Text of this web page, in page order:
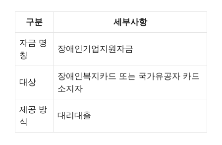
구분 세부사항
자금 명
칭
장애인기업지원자금
대상
장애인복지카드 또는 국가유공자 카드
소지자
제공 방
식
대리대출